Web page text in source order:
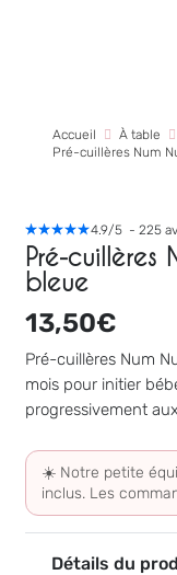
Accueil À table
Pré-cuillères Num
4.9/5 - 225
Pré-cuillères
bleue
13,50€
Pré-cuillères Num
mois pour initier
progressivement
☀️ Notre petite
inclus. Les
Détails du